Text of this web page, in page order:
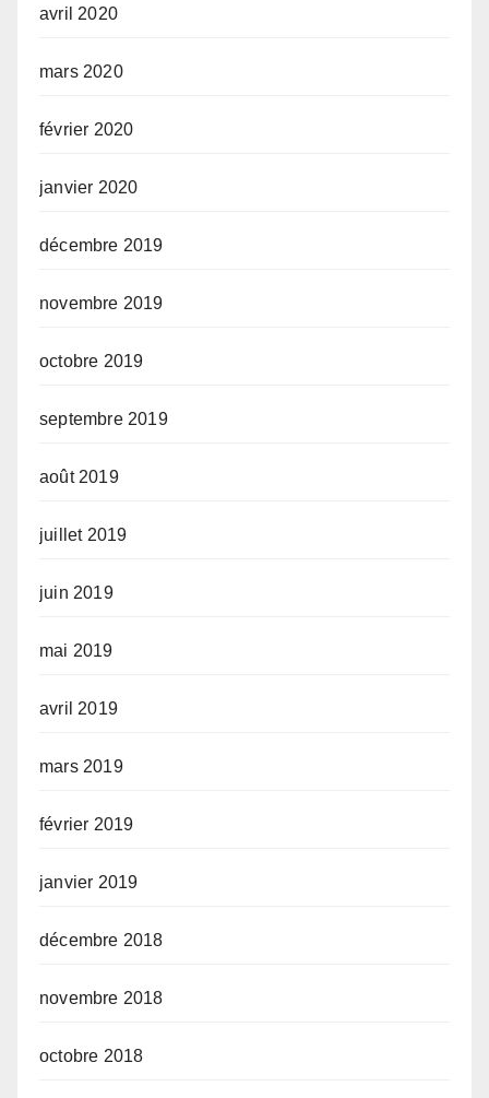
avril 2020
mars 2020
février 2020
janvier 2020
décembre 2019
novembre 2019
octobre 2019
septembre 2019
août 2019
juillet 2019
juin 2019
mai 2019
avril 2019
mars 2019
février 2019
janvier 2019
décembre 2018
novembre 2018
octobre 2018